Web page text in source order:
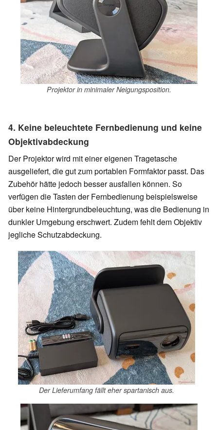
Projektor in minimaler Neigungsposition.
4. Keine beleuchtete Fernbedienung und keine
Objektivabdeckung
Der Projektor wird mit einer eigenen Tragetasche
ausgeliefert, die gut zum portablen Formfaktor passt. Das
Zubehör hätte jedoch besser ausfallen können. So
verfügen die Tasten der Fernbedienung beispielsweise
über keine Hintergrundbeleuchtung, was die Bedienung in
dunkler Umgebung erschwert. Zudem fehlt dem Objektiv
jegliche Schutzabdeckung.
Der Lieferumfang fällt eher spartanisch aus.